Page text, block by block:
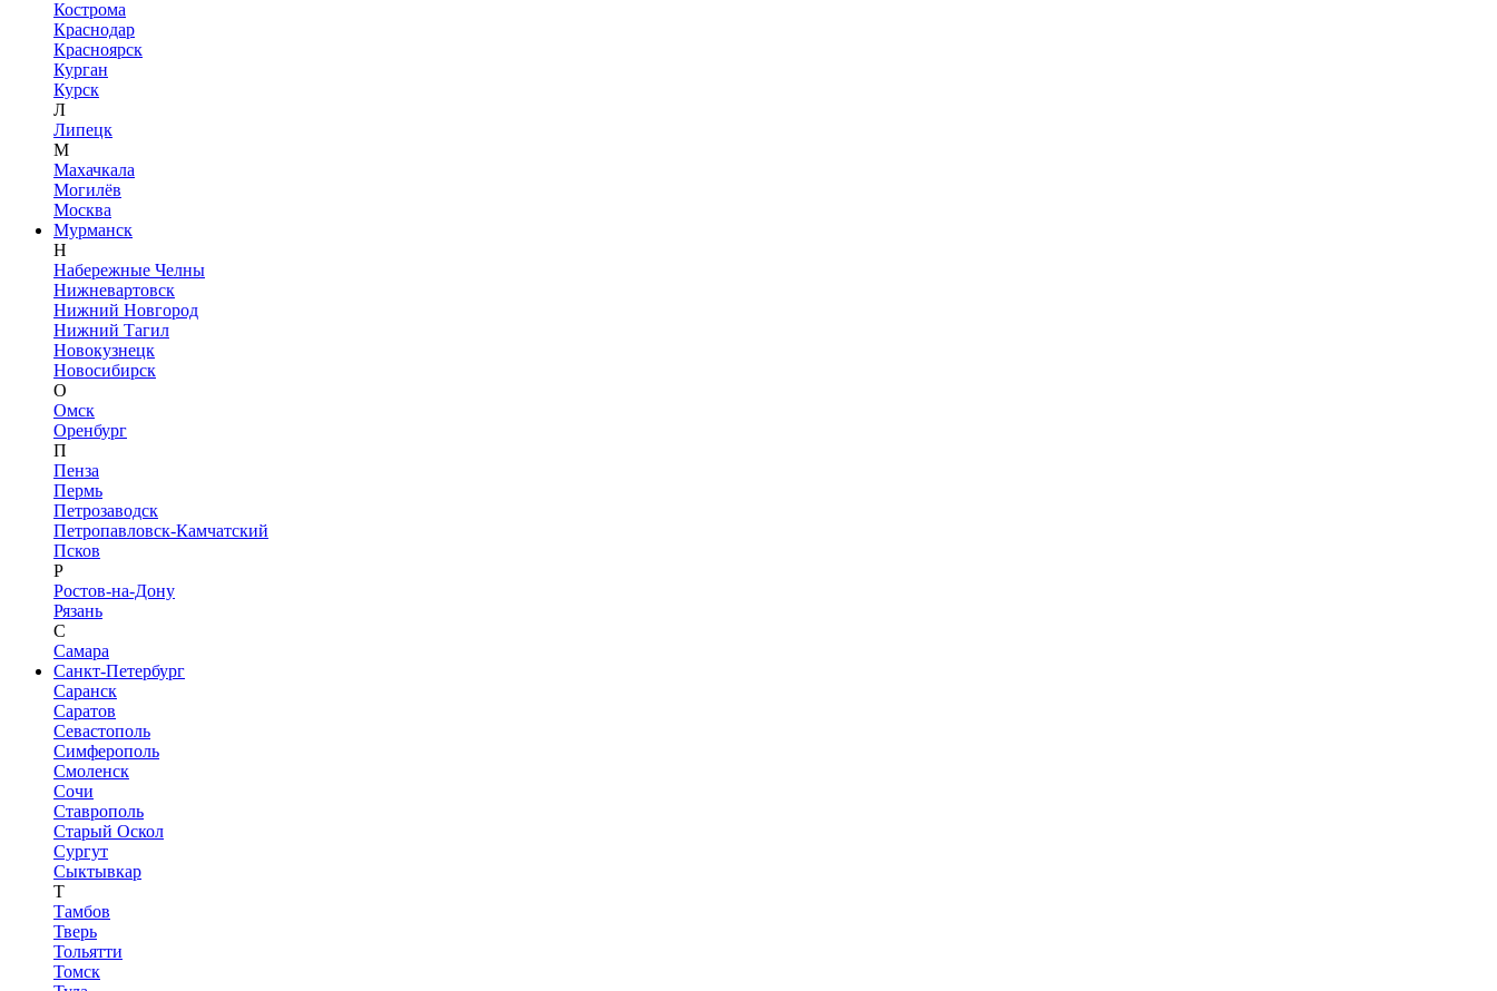
Кострома
Краснодар
Красноярск
Курган
Курск
Л
Липецк
М
Махачкала
Могилёв
Москва
Мурманск
Н
Набережные Челны
Нижневартовск
Нижний Новгород
Нижний Тагил
Новокузнецк
Новосибирск
О
Омск
Оренбург
П
Пенза
Пермь
Петрозаводск
Петропавловск-Камчатский
Псков
Р
Ростов-на-Дону
Рязань
С
Самара
Санкт-Петербург
Саранск
Саратов
Севастополь
Симферополь
Смоленск
Сочи
Ставрополь
Старый Оскол
Сургут
Сыктывкар
Т
Тамбов
Тверь
Тольятти
Томск